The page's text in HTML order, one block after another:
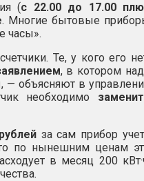
(с 22.00 до 17.00
. Многие бытовые
часы».
Те, у кого его
, в котором
— объясняют в
необходимо
за сам прибор
то по нынешним ценам
в месяц 200